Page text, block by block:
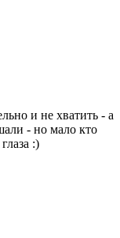
и не хватить - а
- но мало кто
:)